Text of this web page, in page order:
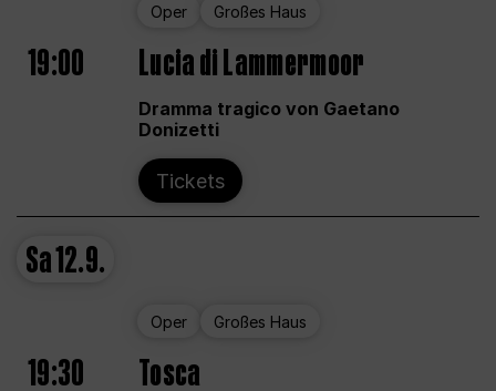
Oper Großes Haus
19:00 Lucia di Lammermoor
Dramma tragico von Gaetano
Donizetti
Tickets
Sa12.9.
Oper Großes Haus
19:30 Tosca